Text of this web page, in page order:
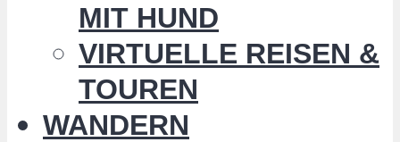
MIT HUND
VIRTUELLE REISEN &
TOUREN
WANDERN